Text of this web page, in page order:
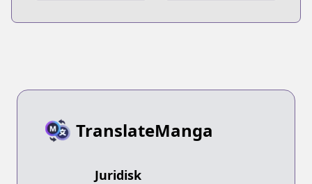
TranslateManga
Juridisk